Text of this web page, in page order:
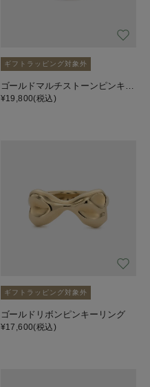
ギフトラッピング対象外
ゴールドマルチストーンピンキーリング
¥19,800(税込)
ギフトラッピング対象外
ゴールドリボンピンキーリング
¥17,600(税込)